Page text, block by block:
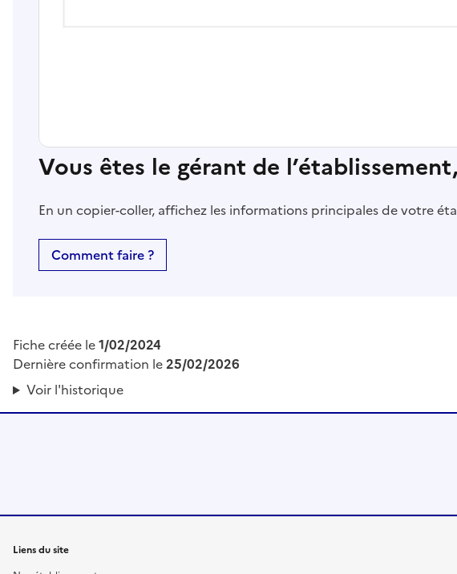
Vous êtes le gérant de
En un copier-coller, affichez les informations principales de votre
Comment faire ?
Fiche créée le1/02/2024
Dernière confirmation le25/02/2026
Voir l'historique
Liens du site